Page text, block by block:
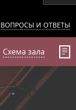
ВОПРОСЫ И ОТВЕТЫ
Схема зала